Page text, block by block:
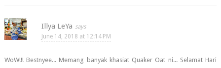
Illya LeYa
June 14, 2018 at 12:14 PM
WoW!!! Bestnyee... Memang banyak khasiat Quaker Oat ni... Selamat Hari